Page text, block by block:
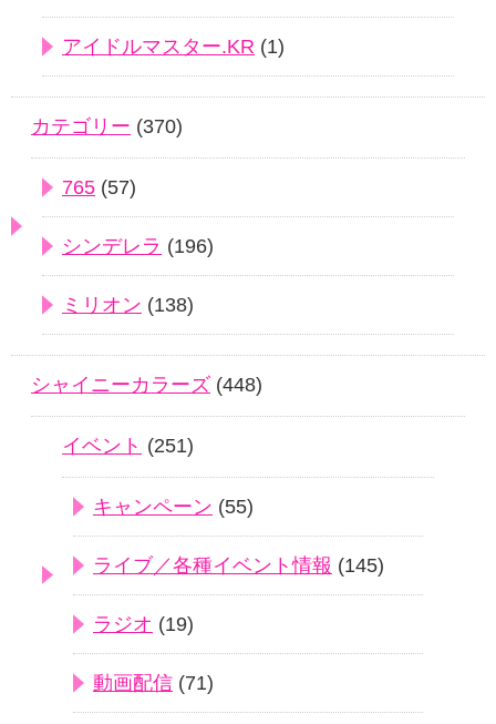
アイドルマスター.KR (1)
カテゴリー (370)
765 (57)
シンデレラ (196)
ミリオン (138)
シャイニーカラーズ (448)
イベント (251)
キャンペーン (55)
ライブ／各種イベント情報 (145)
ラジオ (19)
動画配信 (71)